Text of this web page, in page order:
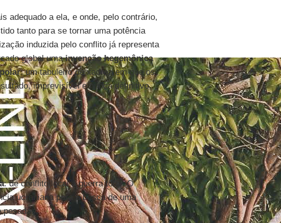
adequado a ela, e onde, pelo contrário,
tanto para se tornar uma potência
induzida pelo conflito já representa
global umainvenção hegemônica
: um tabuleiro de xadrez em que os
imprevisível e nunca definitivo.
: de conflito local a guerra total. O
ucraniana para a busca de uma
pesadas.